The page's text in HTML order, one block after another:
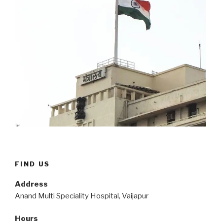
FIND US
Address
Anand Multi Speciality Hospital, Vaijapur
Hours